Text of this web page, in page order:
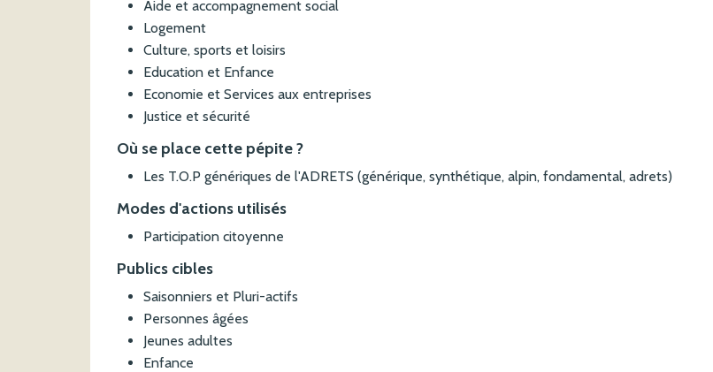
Aide et accompagnement social
Logement
Culture, sports et loisirs
Education et Enfance
Economie et Services aux entreprises
Justice et sécurité
Où se place cette pépite ?
Les T.O.P génériques de l'ADRETS (générique, synthétique, alpin, fondamental, adrets)
Modes d'actions utilisés
Participation citoyenne
Publics cibles
Saisonniers et Pluri-actifs
Personnes âgées
Jeunes adultes
Enfance